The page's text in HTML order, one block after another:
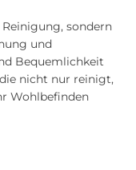
sondern
und
Bequemlichkeit
nicht nur reinigt,
Wohlbefinden